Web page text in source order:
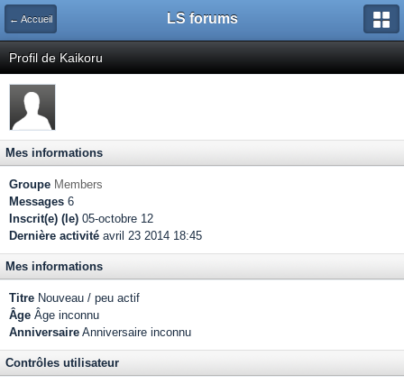
← Accueil LS forums
Profil de Kaikoru
Mes informations
Groupe Members
Messages 6
Inscrit(e) (le) 05-octobre 12
Dernière activité avril 23 2014 18:45
Mes informations
Titre Nouveau / peu actif
Âge Âge inconnu
Anniversaire Anniversaire inconnu
Contrôles utilisateur